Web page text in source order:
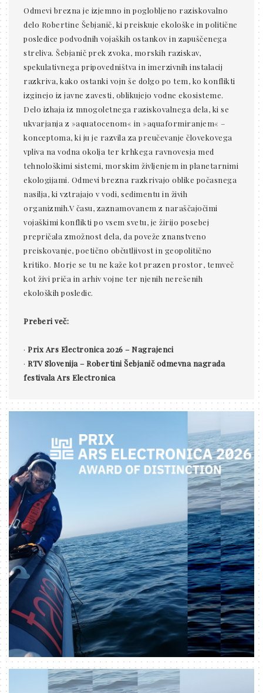
Odmevi brezna je izjemno in poglobljeno raziskovalno
delo Robertine Šebjanič, ki preiskuje ekološke in politične
posledice podvodnih vojaških ostankov in zapuščenega
streliva. Šebjanič prek zvoka, morskih raziskav,
spekulativnega pripovedništva in imerzivnih instalacij
razkriva, kako ostanki vojn še dolgo po tem, ko konflikti
izginejo iz javne zavesti, oblikujejo vodne ekosisteme.
Delo izhaja iz mnogoletnega raziskovalnega dela, ki se
ukvarjanja z »aquatocenom« in »aquaformiranjem« –
konceptoma, ki ju je razvila za preučevanje človekovega
vpliva na vodna okolja ter krhkega ravnovesja med
tehnološkimi sistemi, morskim življenjem in planetarnimi
ekologijami. Odmevi brezna razkrivajo oblike počasnega
nasilja, ki vztrajajo v vodi, sedimentu in živih
organizmih.V času, zaznamovanem z naraščajočimi
vojaškimi konflikti po vsem svetu, je žirijo posebej
prepričala zmožnost dela, da poveže znanstveno
preiskovanje, poetično občutljivost in geopolitično
kritiko. Morje se tu ne kaže kot prazen prostor, temveč
kot živi priča in arhiv vojne ter njenih nerešenih
ekoloških posledic.
Preberi več:
· Prix Ars Electronica 2026 – Nagrajenci
· RTV Slovenija – Robertini Šebjanič odmevna nagrada
festivala Ars Electronica